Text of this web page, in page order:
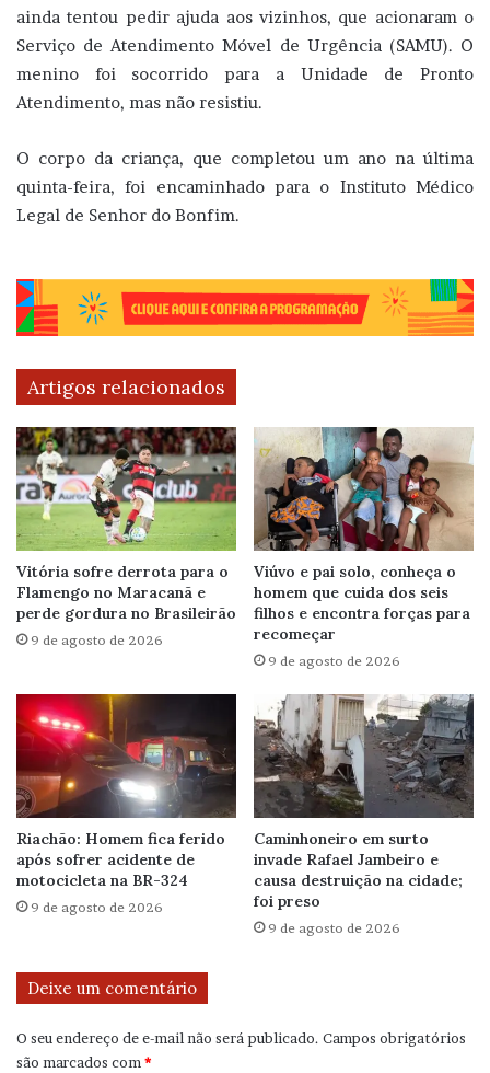
ainda tentou pedir ajuda aos vizinhos, que acionaram o
Serviço de Atendimento Móvel de Urgência (SAMU). O
menino foi socorrido para a Unidade de Pronto
Atendimento, mas não resistiu.
O corpo da criança, que completou um ano na última
quinta-feira, foi encaminhado para o Instituto Médico
Legal de Senhor do Bonfim.
Artigos relacionados
Vitória sofre derrota para o
Flamengo no Maracanã e
perde gordura no Brasileirão
9 de agosto de 2026
Viúvo e pai solo, conheça o
homem que cuida dos seis
filhos e encontra forças para
recomeçar
9 de agosto de 2026
Riachão: Homem fica ferido
após sofrer acidente de
motocicleta na BR-324
9 de agosto de 2026
Caminhoneiro em surto
invade Rafael Jambeiro e
causa destruição na cidade;
foi preso
9 de agosto de 2026
Deixe um comentário
O seu endereço de e-mail não será publicado. Campos obrigatórios
são marcados com*